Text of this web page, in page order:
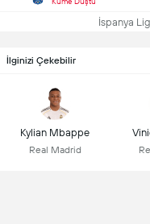
İspanya
İlginizi Çekebilir
Kylian Mbappe
Real Madrid